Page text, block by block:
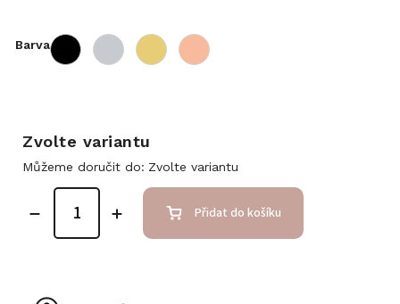
Barva
Zvolte variantu
Můžeme doručit do: Zvolte variantu
Přidat do košíku